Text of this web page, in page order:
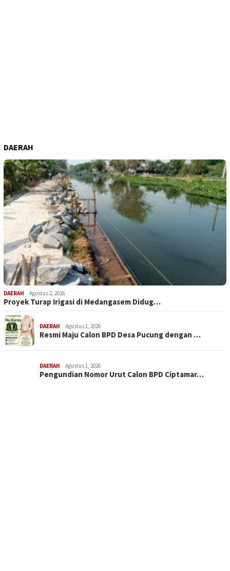
DAERAH
DAERAH Agustus 2, 2026
Proyek Turap Irigasi di Medangasem Didug…
DAERAH Agustus 1, 2026
Resmi Maju Calon BPD Desa Pucung dengan …
DAERAH Agustus 1, 2026
Pengundian Nomor Urut Calon BPD Ciptamar…